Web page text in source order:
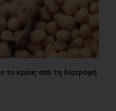
το κρέας από τη διατροφή